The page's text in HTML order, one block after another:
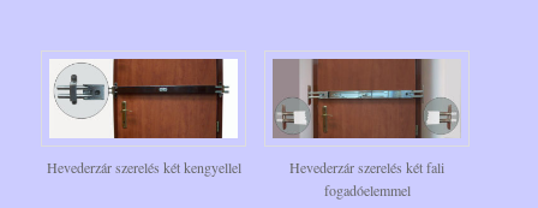
Hevederzár szerelés két kengyellel
Hevederzár szerelés két fali
fogadóelemmel